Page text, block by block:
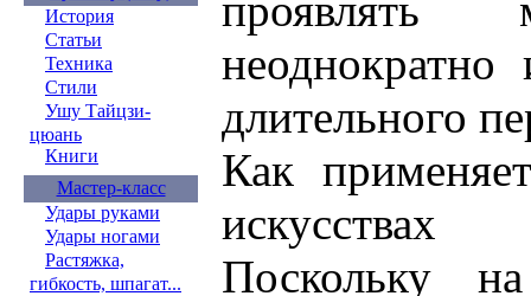
История
Статьи
Техника
Стили
Ушу Тайцзи-
цюань
Книги
Мастер-класс
Удары руками
Удары ногами
Растяжка,
гибкость, шпагат...
длительного
Как
искусствах
Поскольку